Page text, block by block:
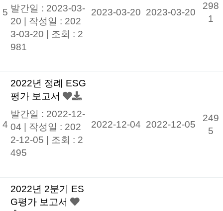
5 발간일 : 2023-03-
20 | 작성일 : 202
3-03-20
조회 : 2
981
2023-03-20 2023-03-20
298
1
4
2022년 정례 ESG
평가 보고서
발간일 : 2022-12-
04 | 작성일 : 202
2-12-05
조회 : 2
495
2022-12-04 2022-12-05
249
5
2022년 2분기 ES
G평가 보고서